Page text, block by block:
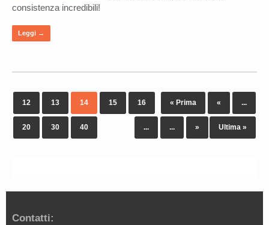
consistenza incredibili!
Leggi →
« Prima « ...
12 13 14 15 16
...
20 30 40 ... » Ultima »
Contatti: